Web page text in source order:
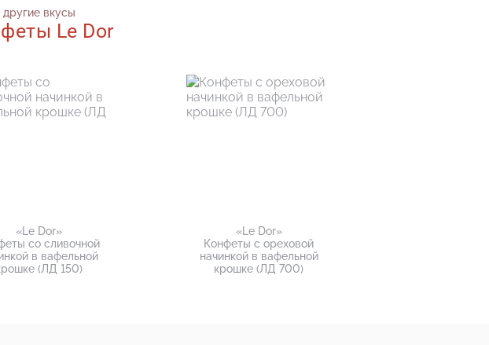
другие вкусы
Le Dor
«Le Dor»
со сливочной
в вафельной
(ЛД 150)
«Le Dor»
Конфеты с ореховой
начинкой в вафельной
крошке (ЛД 700)